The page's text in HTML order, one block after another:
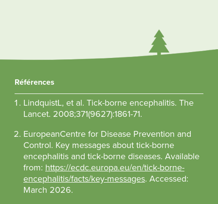
Références
LindquistL, et al. Tick-borne encephalitis. The
Lancet. 2008;371(9627):1861-71.
EuropeanCentre for Disease Prevention and
Control. Key messages about tick-borne
encephalitis and tick-borne diseases. Available
from: https://ecdc.europa.eu/en/tick-borne-
encephalitis/facts/key-messages. Accessed:
March 2026.